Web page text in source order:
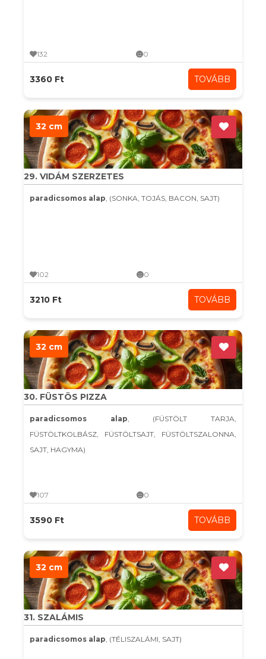
132 0
3360 Ft TOVÁBB
32 cm
29. VIDÁM SZERZETES
paradicsomos alap, (SONKA, TOJÁS, BACON, SAJT)
102 0
3210 Ft TOVÁBB
32 cm
30. FÜSTÖS PIZZA
paradicsomos alap, (FÜSTÖLT TARJA,
FÜSTÖLTKOLBÁSZ, FÜSTÖLTSAJT, FÜSTÖLTSZALONNA,
SAJT, HAGYMA)
107 0
3590 Ft TOVÁBB
32 cm
31. SZALÁMIS
paradicsomos alap, (TÉLISZALÁMI, SAJT)